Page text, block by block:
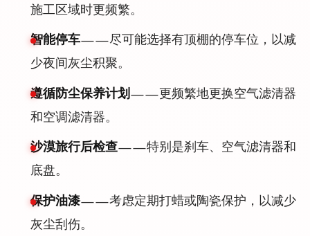
施工区域时更频繁。
智能停车——尽可能选择有顶棚的停车位，以减
少夜间灰尘积聚。
遵循防尘保养计划——更频繁地更换空气滤清器
和空调滤清器。
沙漠旅行后检查——特别是刹车、空气滤清器和
底盘。
保护油漆——考虑定期打蜡或陶瓷保护，以减少
灰尘刮伤。